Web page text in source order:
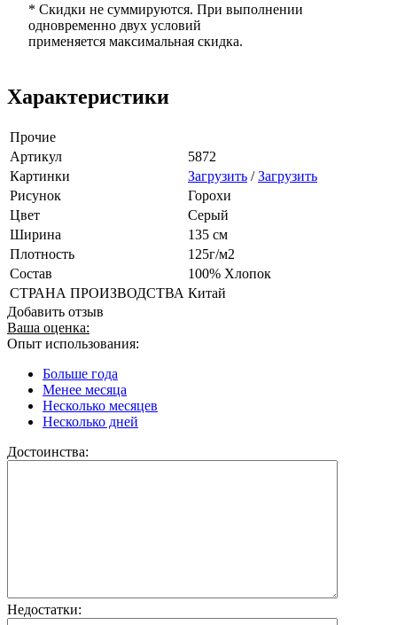
* Скидки не суммируются. При выполнении
одновременно двух условий
применяется максимальная скидка.
Характеристики
Прочие
Артикул
5872
Картинки
Загрузить /Загрузить
Рисунок
Горохи
Цвет
Серый
Ширина
135 см
Плотность
125г/м2
Состав
100% Хлопок
СТРАНА ПРОИЗВОДСТВА Китай
Добавить отзыв
Ваша оценка:
Опыт использования:
Больше года
Менее месяца
Несколько месяцев
Несколько дней
Достоинства:
Недостатки: